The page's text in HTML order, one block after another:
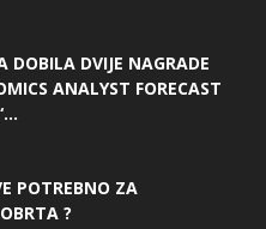
DOBILA DVIJE NAGRADE
ANALYST FORECAST
POTREBNO ZA
?